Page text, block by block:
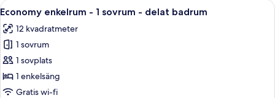
Öppna
alla
foton
för
Economy
enkelrum
-
Ett hotellrum med en säng, ett
10
Economy enkelrum - 1 sovrum - delat badrum
12 kvadratmeter
1 sovrum
1 sovplats
1 enkelsäng
Gratis wi-fi